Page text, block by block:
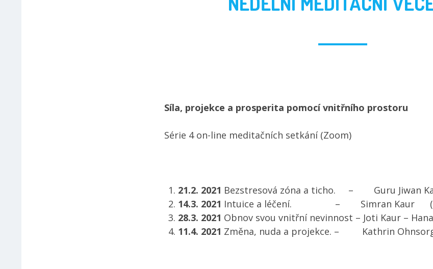
Síla, projekce a prosperita pomocí vnitřního prostoru
Série 4 on-line meditačních setkání (Zoom)
21.2. 2021 Bezstresová zóna a ticho. – Guru Jiwan
14.3. 2021 Intuice a léčení. – Simran Kaur
28.3. 2021 Obnov svou vnitřní nevinnost – Joti Kaur –
11.4. 2021 Změna, nuda a projekce. – Kathrin